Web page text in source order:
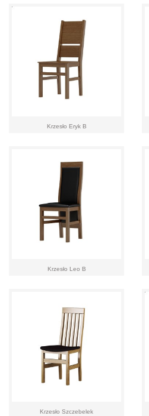
Krzesło Eryk B
Krzesło Leo B
Krzesło Szczebelek